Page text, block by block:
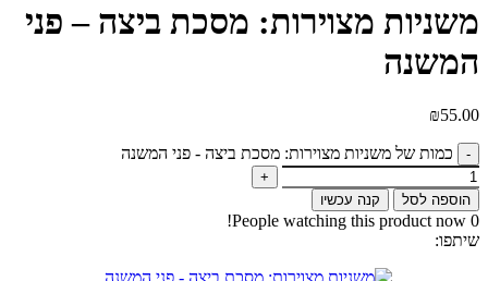
משניות מצוירות: מסכת ביצה – פני
המשנה
₪55.00
כמות של משניות מצוירות: מסכת ביצה - פני המשנה
הוספה לסל קנה עכשיו
0
People watching this product now!
שיתפו: